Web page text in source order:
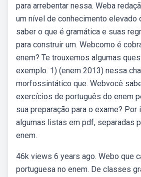
para arrebentar nessa. Weba
um nível de conhecimento elevado
saber o que é gramática e suas
para construir um. Webcomo é
enem? Te trouxemos algumas
exemplo. 1) (enem 2013) nessa
morfossintático que. Webvocê
exercícios de português do enem
sua preparação para o exame?
algumas listas em pdf, separadas
enem.
46k views 6 years ago. Webo que
portuguesa no enem. De classes